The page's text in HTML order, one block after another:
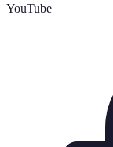
YouTube